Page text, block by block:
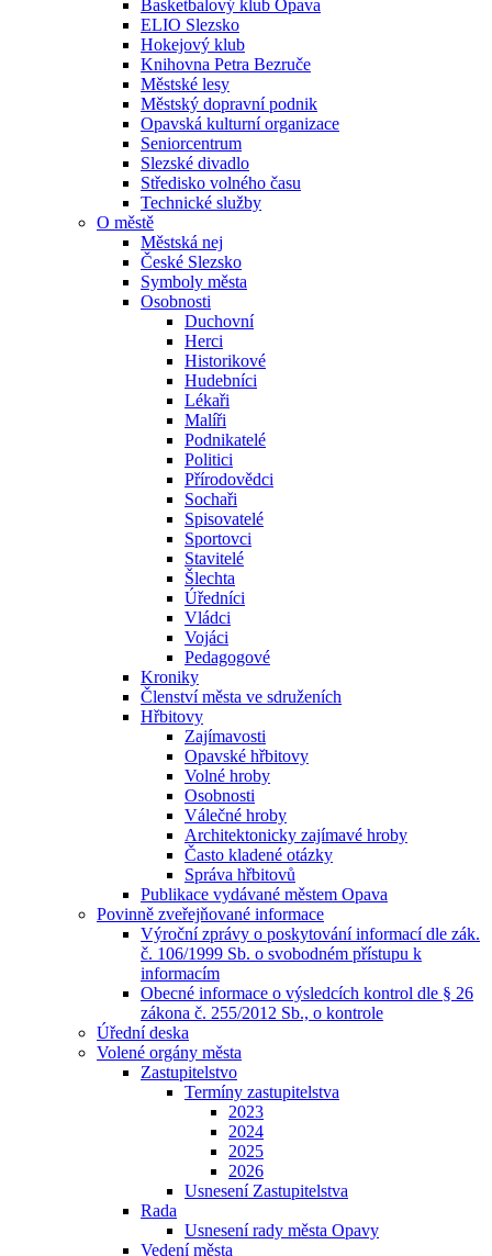
Basketbalový klub Opava
ELIO Slezsko
Hokejový klub
Knihovna Petra Bezruče
Městské lesy
Městský dopravní podnik
Opavská kulturní organizace
Seniorcentrum
Slezské divadlo
Středisko volného času
Technické služby
O městě
Městská nej
České Slezsko
Symboly města
Osobnosti
Duchovní
Herci
Historikové
Hudebníci
Lékaři
Malíři
Podnikatelé
Politici
Přírodovědci
Sochaři
Spisovatelé
Sportovci
Stavitelé
Šlechta
Úředníci
Vládci
Vojáci
Pedagogové
Kroniky
Členství města ve sdruženích
Hřbitovy
Zajímavosti
Opavské hřbitovy
Volné hroby
Osobnosti
Válečné hroby
Architektonicky zajímavé hroby
Často kladené otázky
Správa hřbitovů
Publikace vydávané městem Opava
Povinně zveřejňované informace
Výroční zprávy o poskytování informací dle zák.
č. 106/1999 Sb. o svobodném přístupu k
informacím
Obecné informace o výsledcích kontrol dle § 26
zákona č. 255/2012 Sb., o kontrole
Úřední deska
Volené orgány města
Zastupitelstvo
Termíny zastupitelstva
2023
2024
2025
2026
Usnesení Zastupitelstva
Rada
Usnesení rady města Opavy
Vedení města